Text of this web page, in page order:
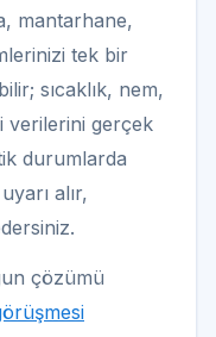
mantarhane,
tek bir
sıcaklık, nem,
verilerini gerçek
durumlarda
alır,
çözümü